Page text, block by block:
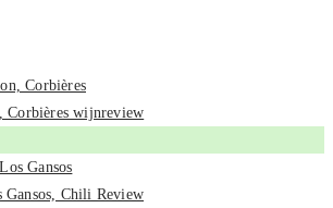
Corbières wijnreview
Gansos, Chili Review